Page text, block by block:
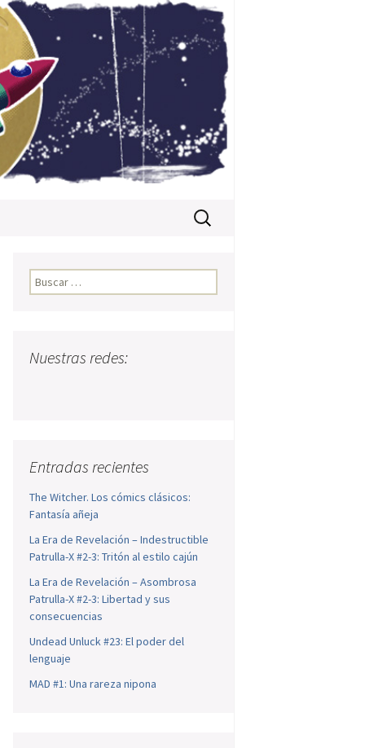
Buscar:
Buscar:
Nuestras redes:
Entradas recientes
The Witcher. Los cómics clásicos:
Fantasía añeja
La Era de Revelación – Indestructible
Patrulla-X #2-3: Tritón al estilo cajún
La Era de Revelación – Asombrosa
Patrulla-X #2-3: Libertad y sus
consecuencias
Undead Unluck #23: El poder del
lenguaje
MAD #1: Una rareza nipona